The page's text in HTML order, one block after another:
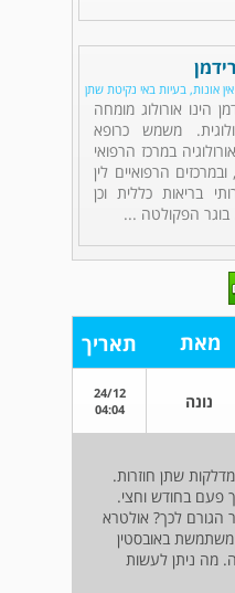
אין אונות, בעיות באי נקיטת שתן
הינו אורולוג מומחה
משמש כרופא
במרכז הרפואי
הרפואיים לין
בריאות כללית וכן
בוגר הפקולטה ...
מאת תאריך
נונה
24/12
04:04
מדלקות שתן חוזרות.
פעם בחודש וחצי.
הגורם לכך? אולטרא
משתמשת באובסטין
מה ניתן לעשות